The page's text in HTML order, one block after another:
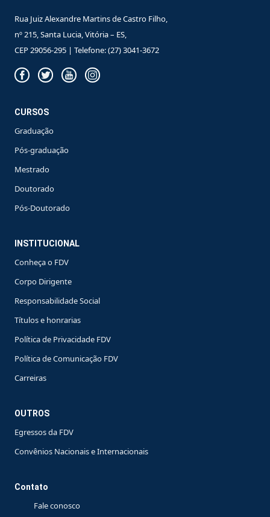
Rua Juiz Alexandre Martins de Castro Filho,
nº 215, Santa Lucia, Vitória – ES,
CEP 29056-295 | Telefone: (27) 3041-3672
CURSOS
Graduação
Pós-graduação
Mestrado
Doutorado
Pós-Doutorado
INSTITUCIONAL
Conheça o FDV
Corpo Dirigente
Responsabilidade Social
Títulos e honrarias
Política de Privacidade FDV
Política de Comunicação FDV
Carreiras
OUTROS
Egressos da FDV
Convênios Nacionais e Internacionais
Contato
Fale conosco